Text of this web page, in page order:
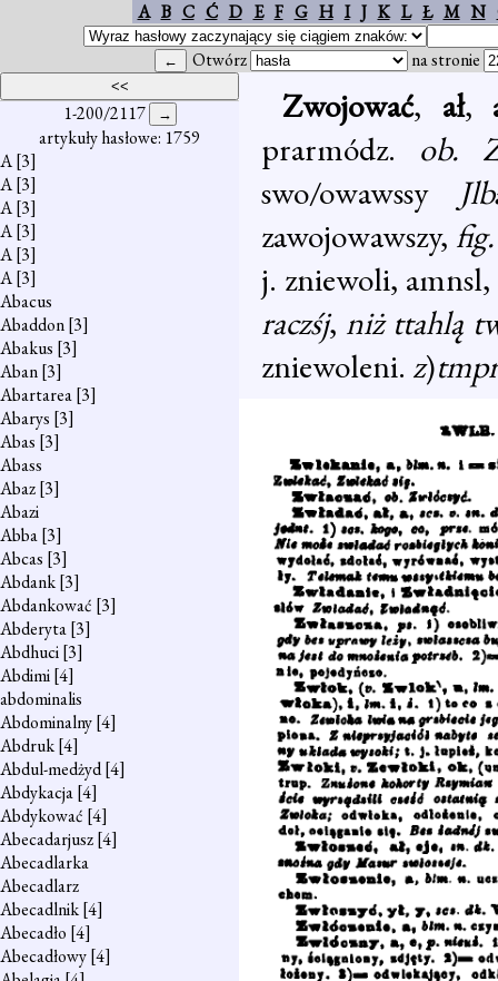
A B C Ć D E F G H I J K L Ł M N
Otwórz na stronie
1-200/2117
artykuły hasłowe: 1759
A[3]
A[3]
A[3]
A[3]
A[3]
A[3]
Abacus
Abaddon[3]
Abakus [3]
Aban[3]
Abartarea[3]
Abarys [3]
Abas [3]
Abass
Abaz[3]
Abazi
Abba[3]
Abcas [3]
Abdank[3]
Abdankować [3]
Abderyta[3]
Abdhuci[3]
Abdimi[4]
abdominalis
Abdominalny[4]
Abdruk[4]
Abdul-medżyd[4]
Abdykacja[4]
Abdykować [4]
Abecadarjusz[4]
Abecadlarka
Abecadlarz
Abecadlnik[4]
Abecadło [4]
Abecadłowy[4]
Zwojować, ał,
prarmódz. ob.
swo/owawssy
zawojowawszy,
j. zniewoli,
raczśj, niż ttahlą
zniewoleni. z)